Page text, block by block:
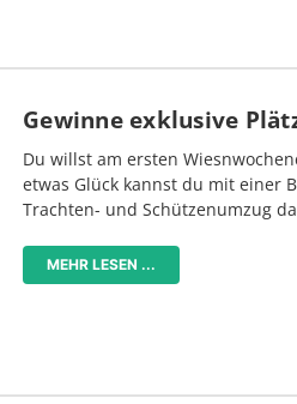
Gewinne exklusive
Du willst am ersten
etwas Glück kannst du mit einer
Trachten- und Schützenumzug
MEHR LESEN ...